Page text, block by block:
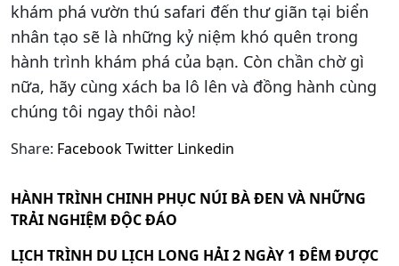
khám phá vườn thú safari đến thư giãn tại biển
nhân tạo sẽ là những kỷ niệm khó quên trong
hành trình khám phá của bạn. Còn chần chờ gì
nữa, hãy cùng xách ba lô lên và đồng hành cùng
chúng tôi ngay thôi nào!
Share: FacebookTwitter Linkedin
HÀNH TRÌNH CHINH PHỤC NÚI BÀ ĐEN VÀ NHỮNG
TRẢI NGHIỆM ĐỘC ĐÁO
LỊCH TRÌNH DU LỊCH LONG HẢI 2 NGÀY 1 ĐÊM ĐƯỢC